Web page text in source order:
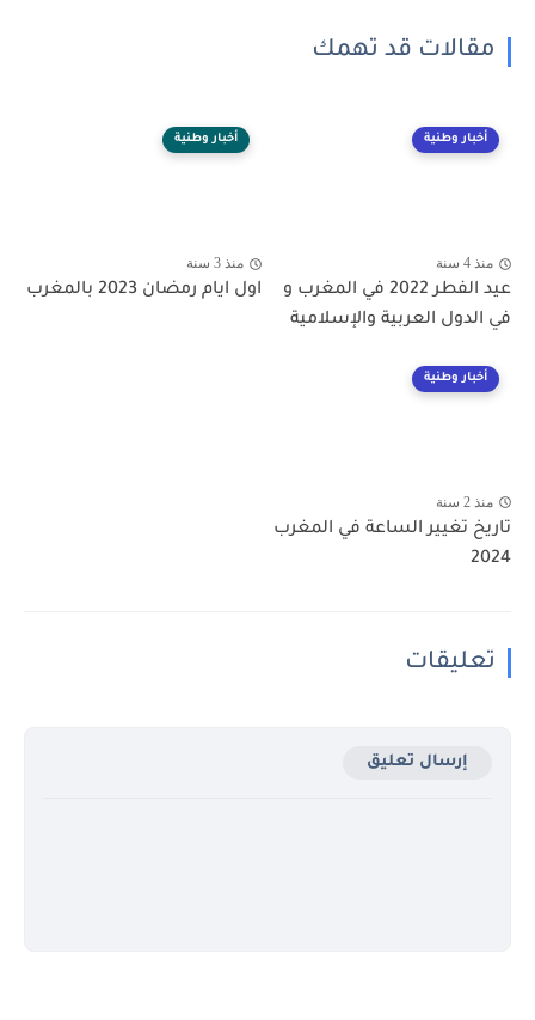
مقالات قد تهمك
أخبار وطنية
منذ 4 سنة
عيد الفطر 2022 في المغرب و
في الدول العربية والإسلامية
أخبار وطنية
منذ 3 سنة
اول ايام رمضان 2023 بالمغرب
أخبار وطنية
منذ 2 سنة
تاريخ تغيير الساعة في المغرب
2024
تعليقات
إرسال تعليق